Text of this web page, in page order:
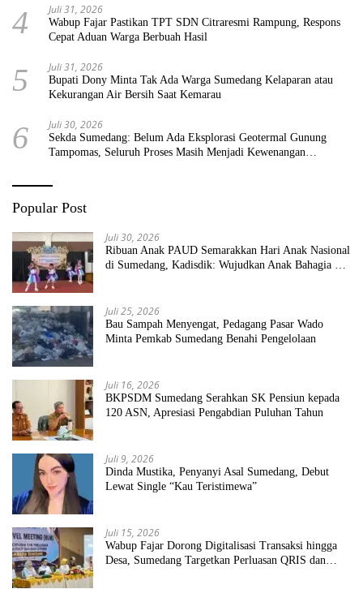
4 Juli 31, 2026
Wabup Fajar Pastikan TPT SDN Citraresmi Rampung, Respons
Cepat Aduan Warga Berbuah Hasil
5 Juli 31, 2026
Bupati Dony Minta Tak Ada Warga Sumedang Kelaparan atau
Kekurangan Air Bersih Saat Kemarau
6 Juli 30, 2026
Sekda Sumedang: Belum Ada Eksplorasi Geotermal Gunung
Tampomas, Seluruh Proses Masih Menjadi Kewenangan
Popular Post
Juli 30, 2026
Ribuan Anak PAUD Semarakkan Hari Anak Nasional
di Sumedang, Kadisdik: Wujudkan Anak Bahagia dan
Juli 25, 2026
Bau Sampah Menyengat, Pedagang Pasar Wado
Minta Pemkab Sumedang Benahi Pengelolaan
Juli 16, 2026
BKPSDM Sumedang Serahkan SK Pensiun kepada
120 ASN, Apresiasi Pengabdian Puluhan Tahun
Juli 9, 2026
Dinda Mustika, Penyanyi Asal Sumedang, Debut
Lewat Single “Kau Teristimewa”
Juli 15, 2026
Wabup Fajar Dorong Digitalisasi Transaksi hingga
Desa, Sumedang Targetkan Perluasan QRIS dan